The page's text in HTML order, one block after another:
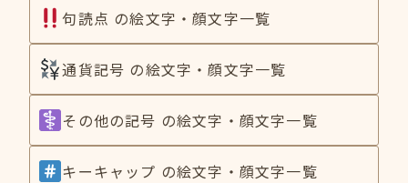
句読点 の絵文字・顔文字一覧
通貨記号 の絵文字・顔文字一覧
その他の記号 の絵文字・顔文字一覧
キーキャップ の絵文字・顔文字一覧